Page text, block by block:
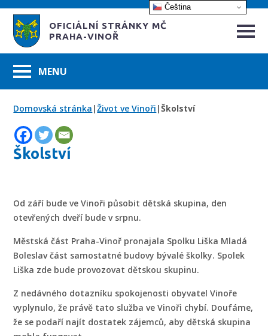
OFICIÁLNÍ STRÁNKY MČ
PRAHA-VINOŘ
Domovská stránka |Život ve Vinoři |Školství
Školství
Od září bude ve Vinoři působit dětská skupina, den
otevřených dveří bude v srpnu.
Městská část Praha-Vinoř pronajala Spolku Liška Mladá
Boleslav část samostatné budovy bývalé školky. Spolek
Liška zde bude provozovat dětskou skupinu.
Z nedávného dotazníku spokojenosti obyvatel Vinoře
vyplynulo, že právě tato služba ve Vinoři chybí. Doufáme,
že se podaří najít dostatek zájemců, aby dětská skupina
Čeština‎